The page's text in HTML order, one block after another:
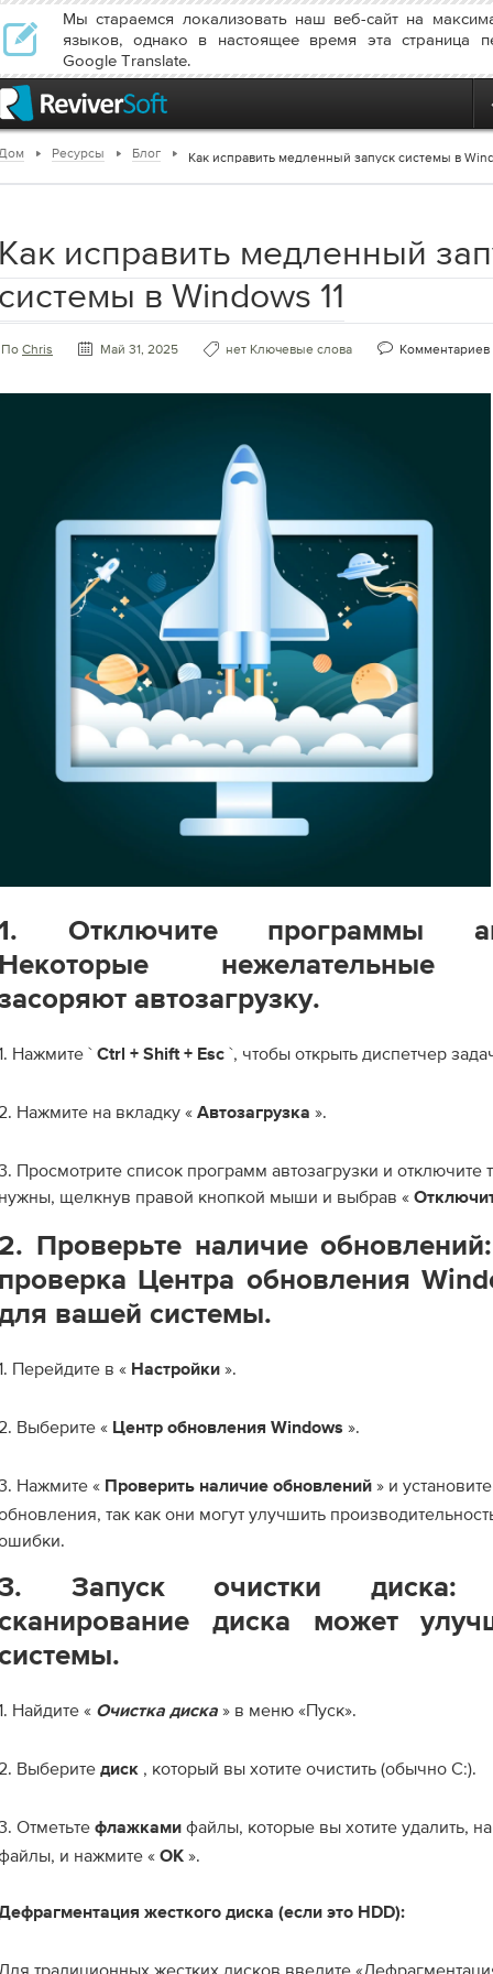
Мы стараемся локализовать наш веб-сайт на
языков, однако в настоящее время эта страница
Google Translate.
Ресурсы Блог Как исправить медленный запуск системы в
исправить медленный
в Windows 11
По Chris Май 31, 2025 нет Ключевые слова Комментариев
Отключите программы
нежелательные
автозагрузку.
Нажмите ` Ctrl + Shift + Esc `, чтобы открыть диспетчер
Нажмите на вкладку « Автозагрузка ».
Просмотрите список программ автозагрузки и отключите
щелкнув правой кнопкой мыши и выбрав «
Проверьте наличие
Центра обновления
вашей системы.
Перейдите в « Настройки ».
Выберите « Центр обновления Windows ».
Нажмите « Проверить наличие обновлений » и
так как они могут улучшить
Запуск очистки диска:
диска может
Найдите « Очистка диска » в меню «Пуск».
Выберите диск , который вы хотите очистить (обычно C:).
Отметьте флажками файлы, которые вы хотите удалить,
и нажмите « ОК ».
жесткого диска (если это HDD):
традиционных жестких дисков введите